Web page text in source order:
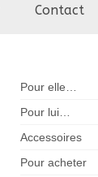
Contact
Pour elle…
Pour lui…
Accessoires
Pour acheter